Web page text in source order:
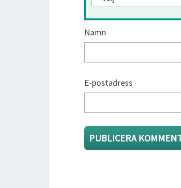
Namn
E-postadress